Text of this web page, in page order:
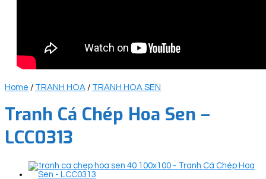
Home / TRANH HOA / TRANH HOA SEN
Tranh Cá Chép Hoa Sen –
LCC0313